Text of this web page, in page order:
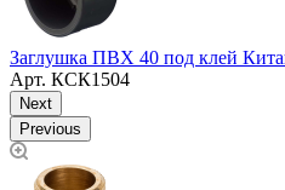
Заглушка ПВХ 40 под клей
Арт. КСК1504
Next
Previous